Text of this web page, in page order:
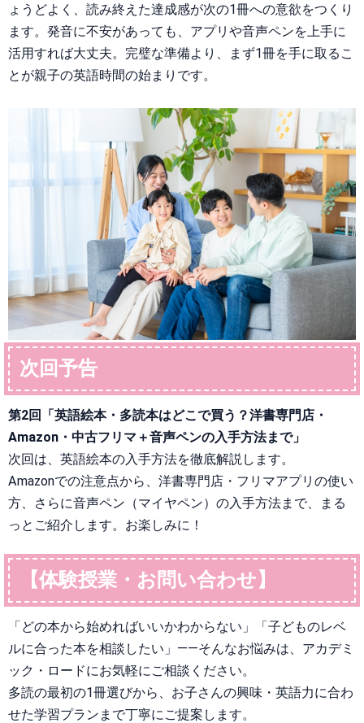
ょうどよく、読み終えた達成感が次の1冊への意欲をつくり
ます。発音に不安があっても、アプリや音声ペンを上手に
活用すれば大丈夫。完璧な準備より、まず1冊を手に取るこ
とが親子の英語時間の始まりです。
次回予告
第2回「英語絵本・多読本はどこで買う？洋書専門店・
Amazon・中古フリマ＋音声ペンの入手方法まで」
次回は、英語絵本の入手方法を徹底解説します。
Amazonでの注意点から、洋書専門店・フリマアプリの使い
方、さらに音声ペン（マイヤペン）の入手方法まで、まる
っとご紹介します。お楽しみに！
【体験授業・お問い合わせ】
「どの本から始めればいいかわからない」「子どものレベ
ルに合った本を相談したい」——そんなお悩みは、アカデミ
ック・ロードにお気軽にご相談ください。
多読の最初の1冊選びから、お子さんの興味・英語力に合わ
せた学習プランまで丁寧にご提案します。